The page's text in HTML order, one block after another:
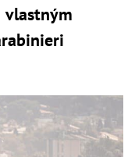
vlastným